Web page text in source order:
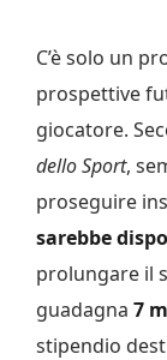
C’è solo un
prospettive
giocatore.
dello Sport,
proseguire
sarebbe
prolungare il
guadagna 7
stipendio